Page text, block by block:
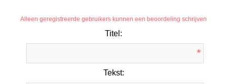
Alleen geregistreerde gebruikers kunnen een beoordeling schrijven
Titel:
*
Tekst: